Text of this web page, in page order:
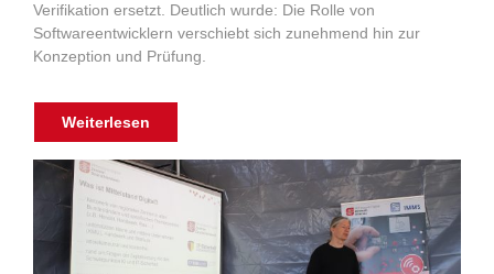
Verifikation ersetzt. Deutlich wurde: Die Rolle von
Softwareentwicklern verschiebt sich zunehmend hin zur
Konzeption und Prüfung.
Weiterlesen